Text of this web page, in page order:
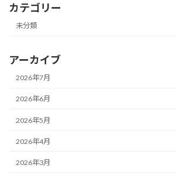
カテゴリー
未分類
アーカイブ
2026年7月
2026年6月
2026年5月
2026年4月
2026年3月